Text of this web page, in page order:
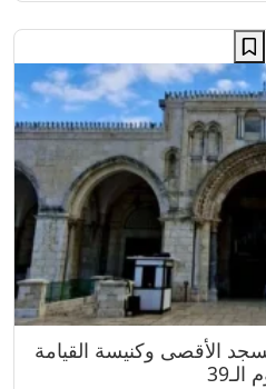
الأقصى وكنيسة القيامة
الـ39